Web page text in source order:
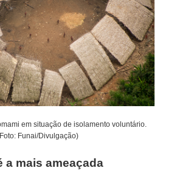
em situação de isolamento voluntário.
Funai/Divulgação)
a mais ameaçada